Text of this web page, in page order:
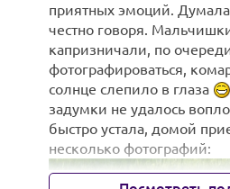
Купаться обожаем:
приятных эмоций.
честно говоря.
капризничали, по
фотографироваться,
солнце слепило в глаза
задумки не удалось
быстро устала, домой
несколько фотографий: